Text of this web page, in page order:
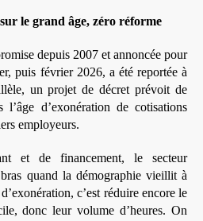
le grand âge, zéro réforme
depuis 2007 et annoncée pour
puis février 2026, a été reportée à
un projet de décret prévoit de
d’exonération de cotisations
employeurs.
et de financement, le secteur
quand la démographie vieillit à
c’est réduire encore le
donc leur volume d’heures. On